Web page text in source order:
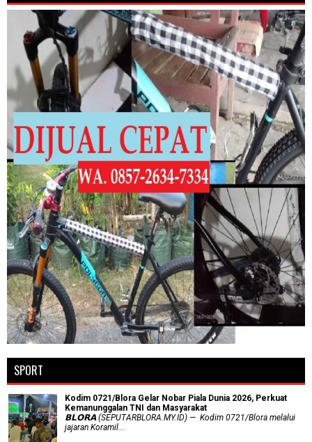
SPORT
Kodim 0721/Blora Gelar Nobar Piala Dunia 2026, Perkuat
Kemanunggalan TNI dan Masyarakat
𝗕𝗟𝗢𝗥𝗔 (SEPUTARBLORA.MY.ID) — Kodim 0721/Blora melalui
jajaran Koramil...